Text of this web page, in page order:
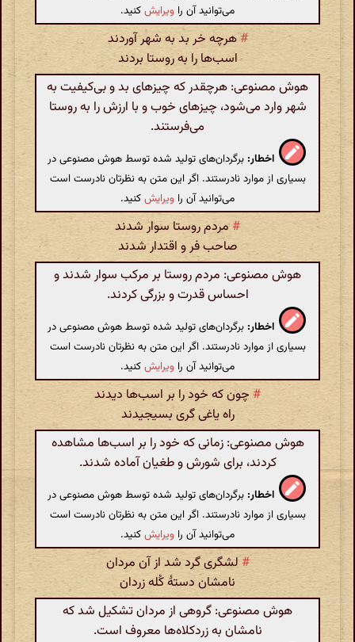
می‌توانید آن را ویرایشکنید.
#هرچه خر بد به شهر آوردند
اسب‌ها را به روستا بردند
هوش مصنوعی: هرچقدر که چیزهای بد و بی‌کیفیت به
شهر وارد می‌شود، چیزهای خوب و با ارزش را به روستا
می‌فرستند.
اخطار: برگردان‌های تولید شده توسط هوش مصنوعی در
بسیاری از موارد نادرستند. اگر این متن به نظرتان نادرست است
می‌توانید آن را ویرایشکنید.
#مردم روستا سوار شدند
صاحب فر و اقتدار شدند
هوش مصنوعی: مردم روستا بر مرکب سوار شدند و
احساس قدرت و بزرگی کردند.
اخطار: برگردان‌های تولید شده توسط هوش مصنوعی در
بسیاری از موارد نادرستند. اگر این متن به نظرتان نادرست است
می‌توانید آن را ویرایشکنید.
# چون که خود را بر اسب‌ها دیدند
راه یاغی گری بسیجیدند
هوش مصنوعی: زمانی که خود را بر اسب‌ها مشاهده
کردند، برای شورش و طغیان آماده شدند.
اخطار: برگردان‌های تولید شده توسط هوش مصنوعی در
بسیاری از موارد نادرستند. اگر این متن به نظرتان نادرست است
می‌توانید آن را ویرایشکنید.
# لشگری گرد شد از آن مردان
نامشان دستهٔ کُله زردان
هوش مصنوعی: گروهی از مردان تشکیل شد که
نامشان به زردکلاه‌ها معروف است.